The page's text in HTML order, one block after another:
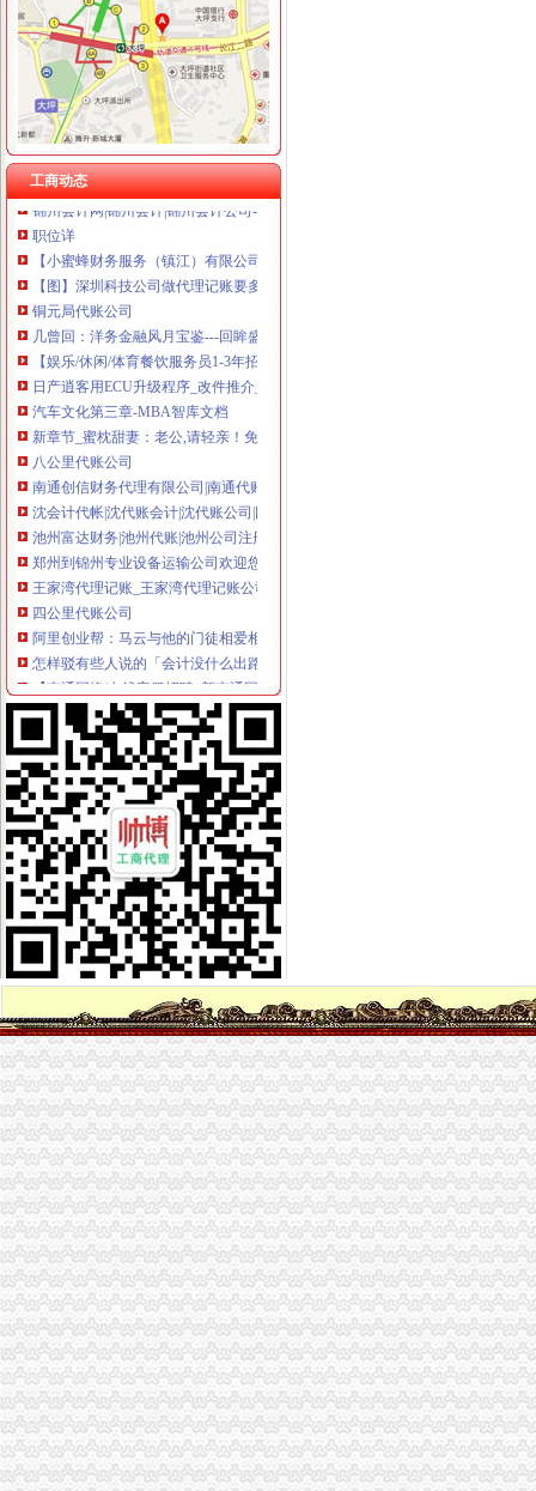
工商动态
南坪南路（海德酒店）公交_重庆南坪南路（海德酒店）
重庆南坪长途汽车站客运时刻表-购车网
南坪房地产中介信息网,南坪经纪人排行榜精英置业顾问-南京安居客
重庆市南岸区南坪镇2016年财政总决算-重庆市南岸区人民
从南坪到李家沱怎么走？坐什么车？_【图吧,怎么走？】
南山代账公司
深圳市腾骏财务代理有限公司信息介绍-中国制造网供应商,制造商
锦州会计网|锦州会计|锦州会计公司-锦州酷易搜
职位详
【小蜜蜂财务服务（镇江）有限公司_小蜜蜂财务零申报记账50元/月非
【图】深圳科技公司做代理记账要多少钱_成都工商注册_成都天下信息
铜元局代账公司
几曾回：洋务金融风月宝鉴---回眸盛宣怀晚清旧事_第1页_锐思评论
【娱乐/休闲/体育餐饮服务员1-3年招聘_新娱乐/休闲/体育餐饮服务员
日产逍客用ECU升级程序_改件推介_无敌汽车网
汽车文化第三章-MBA智库文档
新章节_蜜枕甜妻：老公,请轻亲！免费全文阅读_兜兜有铜钱-多
八公里代账公司
南通创信财务代理有限公司|南通代账公司|南通工商代理|南通代办营
沈会计代帐|沈代账会计|沈代账公司|网上在线办理执照|
池州富达财务|池州代账|池州公司注册|池州代办公司|池州财务公司
郑州到锦州专业设备运输公司欢迎您
王家湾代理记账_王家湾代理记账公司_王家湾代理记账服务-qd8.com.cn
四公里代账公司
阿里创业帮：马云与他的门徒相爱相_财经评论（cjpl）股吧_东方财
怎样驳有些人说的「会计没什么出路,不就是做个账的吗」?-知乎
【南通网络/在线客服招聘_新南通网络/在线客服招聘信息】-前程无忧
今日新闻头条_今日扬州关注_扬州料热线_扬州本地生活新闻快讯！-
观察：上马磁悬浮列车不能只算经济账_大众科技_科技时代_新浪网
上新街代账公司
重庆市巴南区政臣工商咨询中心_【电话地址_招聘信息_注册信息_信用
【会计培训】公司黄页|厂家名录_顺企网
公司注册代理记账-广州58同城
重庆市执照办理厂家_执照办理企业黄页_执照办理企业名录-网络114
专业公司注册、代理记账、一般纳税人申请等重庆工商年检今题网
南岸周边代账公司
【江干区杭州市工商行政大楼附近公司注册,代理记账,】-江干浙江
江汉区青年路附近会计代账、纳税申报、财务审计公司武汉记账报税
【58同城】福州周边代理记账_福州周边代理记账公司
【烟台顺利办帮您办公司代账建账报税】-牟平牟平区周边易登网
厦门海沧附近有什么好的注册公司代理记账公司-鑫精灵-厦门58同城
海棠溪代账公司
项目名称：重庆市南岸区海棠溪街道南坪东路548号非住宅、585号住
方正证券
[转帖]财门系列之一《盗墓娃娃》-米宝乐园-大众点评社区
重庆初识代理记账有限公司_【电话地址_招聘信息_注册信息_信用信息
保利地产：2008年半年度报告-券频道-金融界
弹子石代账公司
【交通银行】交通银行子石分理处_电话_地址_地图-卡盟网
[股市360]深市上市公司公告（12月31日）深市公告-股票
太集团：重大资产重组暨关联交易（预案）_太集团（）_
香谢里1902-搜百科
第一届网虫网咖会员联谊日-重庆社区
茶园新区代账公司
江秀秀在北城新区润地星城附近注册新公司代账税务外包_志趣网
世界茶园加盟加盟_代理_世界茶园加盟_电话_加盟费多少钱-u88连锁加
【58同城】湘江新区代理记账_湘江新区代理记账公司
嘉定菊园新区黄渡服务业贸易公司代账报税注册公司正规-上海58同城
重庆路桥：摩根士丹利华鑫证券有限责任公司关于重庆--新闻频道-大